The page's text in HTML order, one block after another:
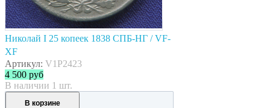
Николай I 25 копеек 1838 СПБ-НГ / VF-
XF
Артикул: V1P2423
4 500 руб
В наличии 1 шт.
В корзине